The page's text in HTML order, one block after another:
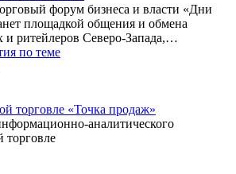
форум бизнеса и власти «Дни
площадкой общения и обмена
и ритейлеров Северо-Запада,…
по теме
аналитического
торговле